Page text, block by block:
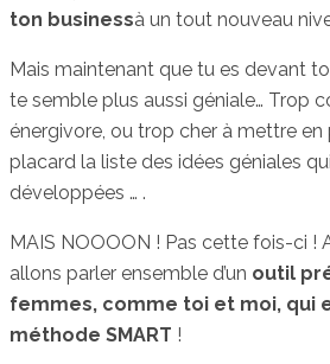
ton businessà un tout nouveau
Mais maintenant que tu es devant
te semble plus aussi géniale… Trop
énergivore, ou trop cher à mettre en
placard la liste des idées géniales
développées … .
MAIS NOOOON ! Pas cette fois-ci !
allons parler ensemble d’un outil
femmes, comme toi et moi, qui
méthode SMART !